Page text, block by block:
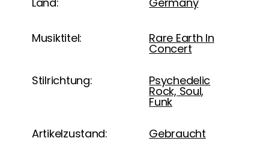
Musiktitel: Rare Earth In
Concert
Stilrichtung: Psychedelic
Rock, Soul,
Funk
Artikelzustand: Gebraucht